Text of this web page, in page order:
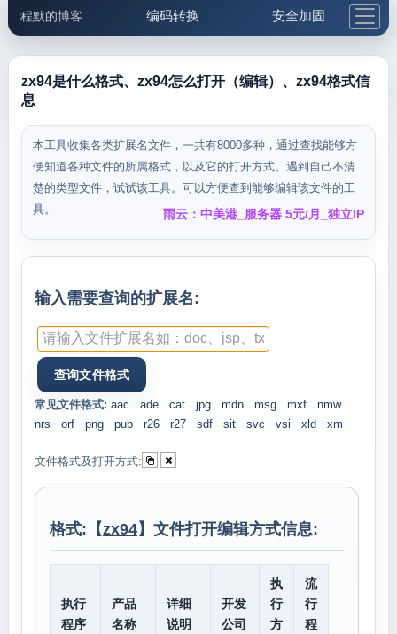
程默的博客 编码转换 安全加固
邮件工具 生活便民 更多工具
zx94是什么格式、zx94怎么打开（编辑）、zx94格式信
息
本工具收集各类扩展名文件，一共有8000多种，通过查找能够方
便知道各种文件的所属格式，以及它的打开方式。遇到自己不清
楚的类型文件，试试该工具。可以方便查到能够编辑该文件的工
具。
雨云：中美港_服务器 5元/月_独立IP
输入需要查询的扩展名:
常见文件格式: aac ade cat jpg mdn msg mxf
nmw
nrs
orf png pub r26 r27 sdf sit svc vsi xld xm
文件格式及打开方式:
格式:【zx94】文件打开编辑方式信息:
执行
程序
产品
名称
详细
说明
开发
公司
执
行
方
流
行
程